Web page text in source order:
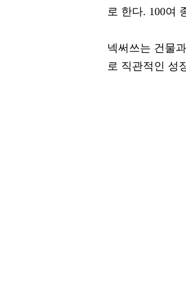
로 한다. 100여
넥써쓰는 건물
로 직관적인 성